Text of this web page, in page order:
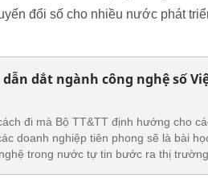
đổi số cho nhiều nước phát
dắt ngành công nghệ số
đi mà Bộ TT&TT định hướng cho
doanh nghiệp tiên phong sẽ là bài
trong nước tự tin bước ra thị